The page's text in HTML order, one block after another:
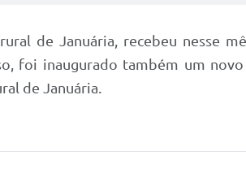
de Januária, recebeu nesse
foi inaugurado também um
de Januária.